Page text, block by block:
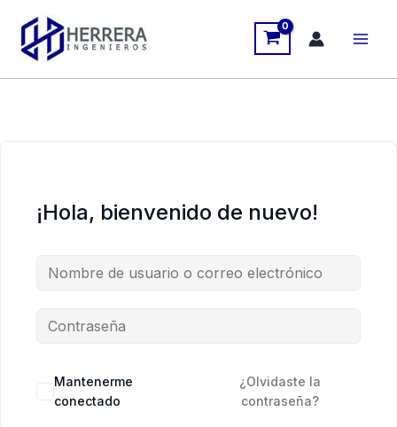
contenido
¡Hola, bienvenido de nuevo!
Mantenerme
conectado
¿Olvidaste la
contraseña?